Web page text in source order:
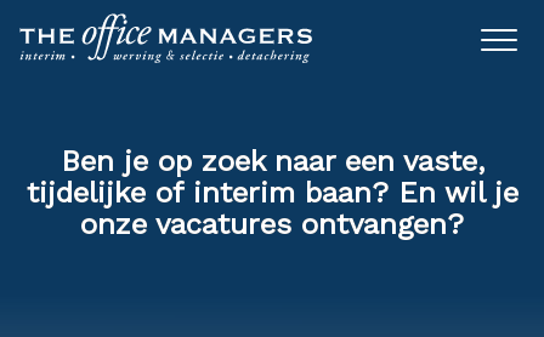
Ben je op zoek naar een vaste,
tijdelijke of interim baan? En wil je
onze vacatures ontvangen?